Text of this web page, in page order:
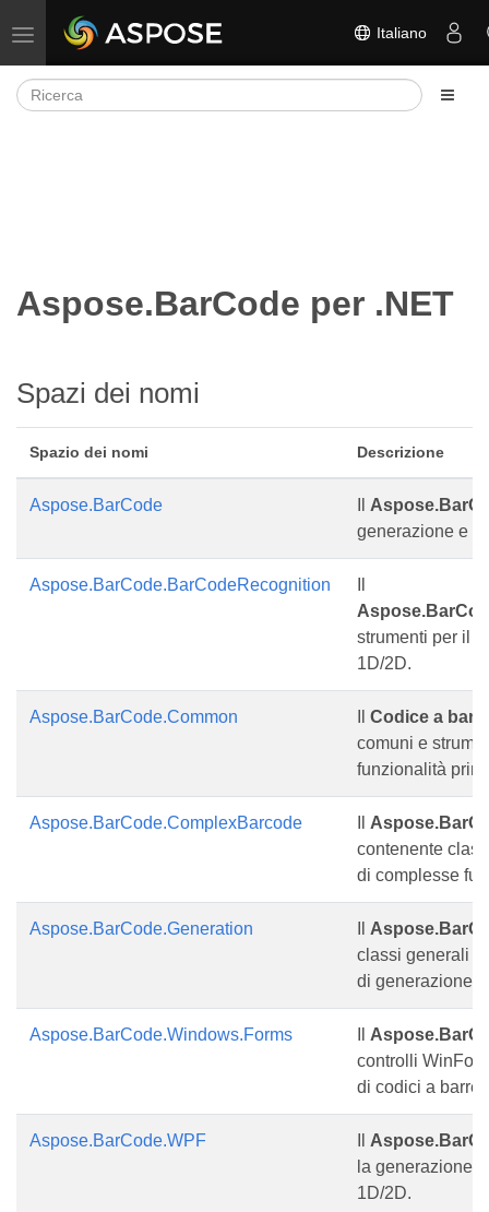
Attiva/disattiva la navigazione Italiano
Aspose.BarCode per .NET
Spazi dei nomi
Spazio dei nomi Descrizione
Aspose.BarCode
generazione e il
Aspose.BarCode.BarCodeRecognition
strumenti per il
1D/2D.
Aspose.BarCode.Common
Codice a
comuni e
funzionalità
Aspose.BarCode.ComplexBarcode
contenente
di complesse
Aspose.BarCode.Generation
classi generali
di generazione
Aspose.BarCode.Windows.Forms
controlli
di codici a barre
Aspose.BarCode.WPF
la generazione
1D/2D.